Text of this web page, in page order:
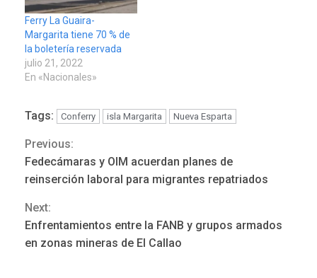
Ferry La Guaira-
Margarita tiene 70 % de
la boletería reservada
julio 21, 2022
En «Nacionales»
Tags: Conferry isla Margarita Nueva Esparta
Continue
Reading
Previous:
Fedecámaras y OIM acuerdan planes de
reinserción laboral para migrantes repatriados
Next:
Enfrentamientos entre la FANB y grupos armados
en zonas mineras de El Callao
3
POLÍTICA
TITULARES
ÚLTIMA HORA
diálogo en Venezuela